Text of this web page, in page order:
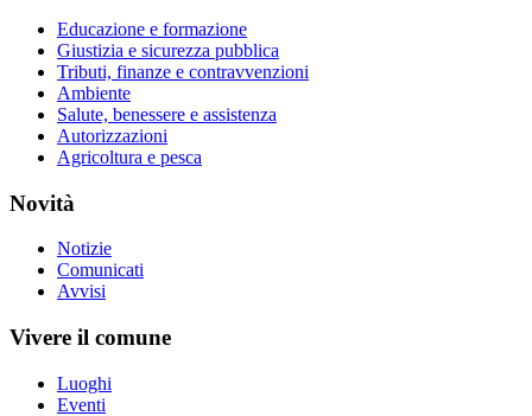
Educazione e formazione
Giustizia e sicurezza pubblica
Tributi, finanze e contravvenzioni
Ambiente
Salute, benessere e assistenza
Autorizzazioni
Agricoltura e pesca
Novità
Notizie
Comunicati
Avvisi
Vivere il comune
Luoghi
Eventi